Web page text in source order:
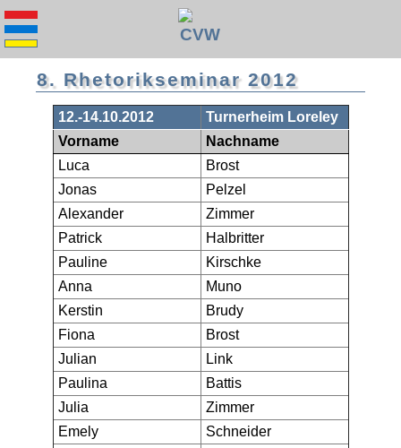
8. Rhetorikseminar 2012
12.-14.10.2012
Turnerheim Loreley
Vorname
Nachname
Luca
Brost
Jonas
Pelzel
Alexander
Zimmer
Patrick
Halbritter
Pauline
Kirschke
Anna
Muno
Kerstin
Brudy
Fiona
Brost
Julian
Link
Paulina
Battis
Julia
Zimmer
Emely
Schneider